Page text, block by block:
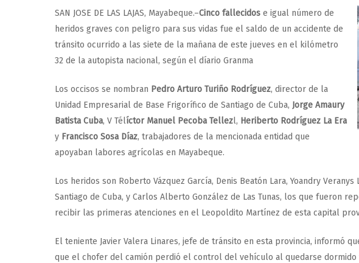
SAN JOSE DE LAS LAJAS, Mayabeque.–Cinco fallecidos e igual número de
heridos graves con peligro para sus vidas fue el saldo de un accidente de
tránsito ocurrido a las siete de la mañana de este jueves en el kilómetro
32 de la autopista nacional, según el díario Granma
Los occisos se nombran Pedro Arturo Turiño Rodríguez, director de la
Unidad Empresarial de Base Frigorífico de Santiago de Cuba, Jorge Amaury
Batista Cuba, V Télíctor Manuel Pecoba Tellezl, Heriberto Rodríguez La Era
y Francisco Sosa Díaz, trabajadores de la mencionada entidad que
apoyaban labores agrícolas en Mayabeque.
Los heridos son Roberto Vázquez García, Denis Beatón Lara, Yoandry
Santiago de Cuba, y Carlos Alberto González de Las Tunas, los que fueron
recibir las primeras atenciones en el Leopoldito Martínez de esta capital
El teniente Javier Valera Linares, jefe de tránsito en esta provincia, informó
que el chofer del camión perdió el control del vehículo al quedarse